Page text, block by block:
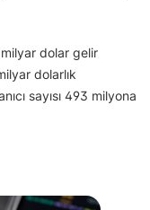
milyar dolar gelir
dolarlık
sayısı 493 milyona